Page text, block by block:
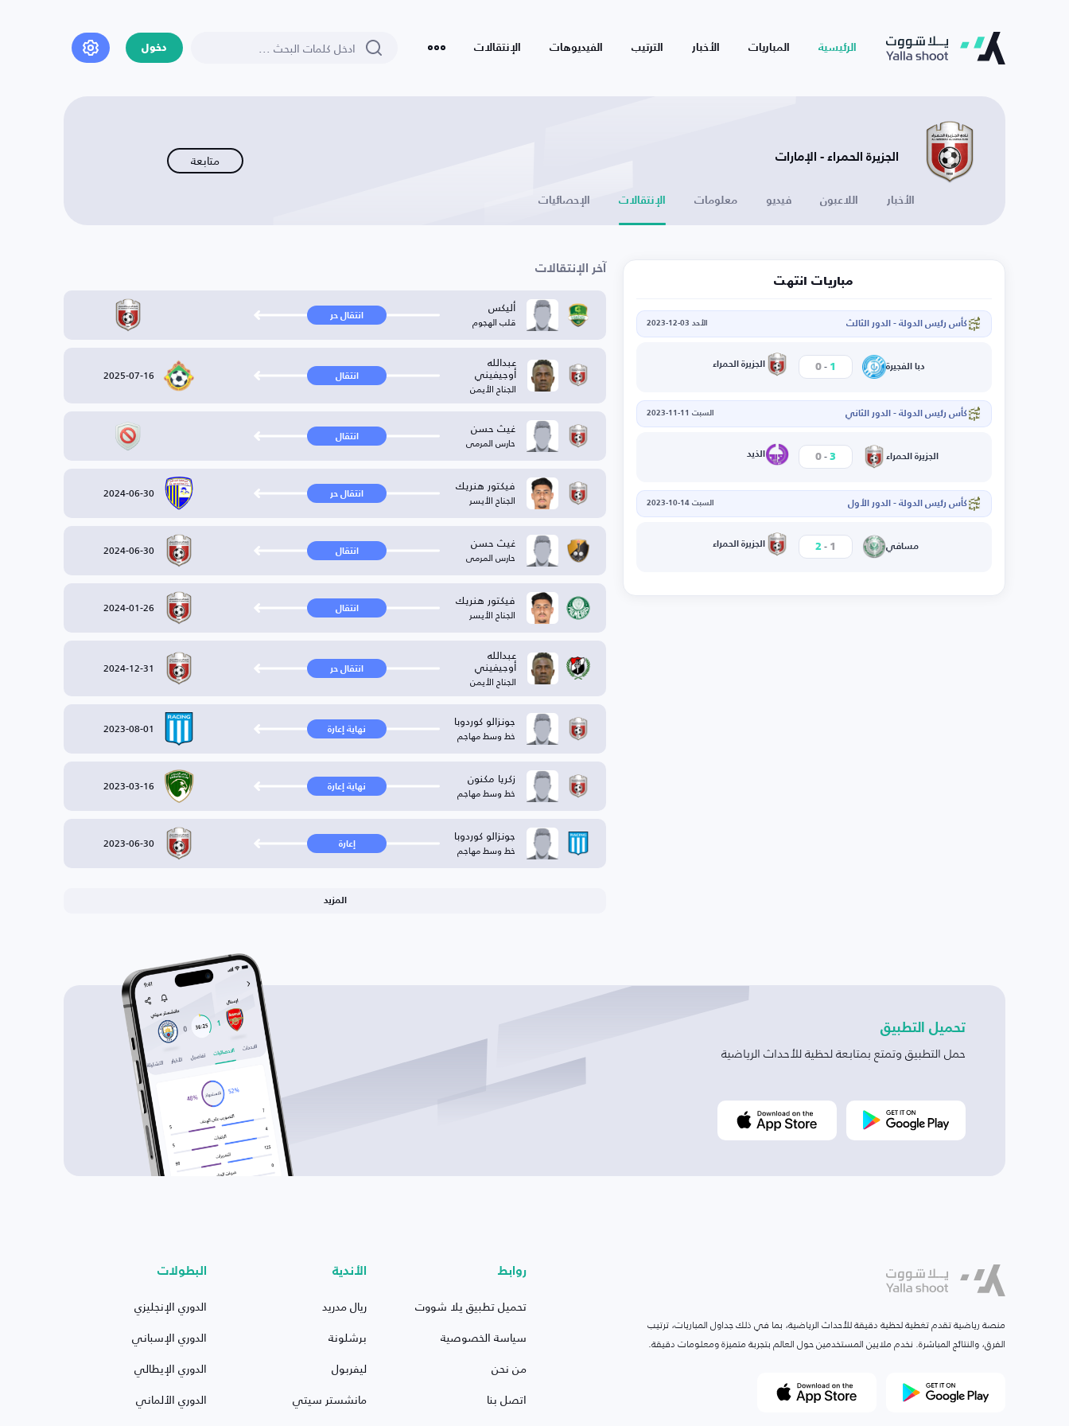
الرئيسية المباريات الأخبار الترتيب الفيديوهات الإنتقالات دخول
الجزيرة الحمراء - الإمارات متابعة
الأخبار اللاعبون فيديو معلومات الإنتقالات الإحصائيات
مباريات انتهت
كأس رئيس الدولة - الدور الثالث الأحد 03-12-2023
دبا الفجيرة 1
-
0 الجزيرة الحمراء
كأس رئيس الدولة - الدور الثاني السبت 11-11-2023
الجزيرة الحمراء 3
-
0 الذيد
كأس رئيس الدولة - الدور الأول السبت 14-10-2023
مسافي 1
-
2 الجزيرة الحمراء
آخر الإنتقالات
أليكس
قلب الهجوم انتقال حر
عبدالله
أوجيفيني
الجناح الأيمن
انتقال 2025-07-16
غيث حسن
حارس المرمى انتقال
فيكتور هنريك
الجناح الأيسر انتقال حر 2024-06-30
غيث حسن
حارس المرمى انتقال 2024-06-30
فيكتور هنريك
الجناح الأيسر انتقال 2024-01-26
عبدالله
أوجيفيني
الجناح الأيمن
انتقال حر 2024-12-31
جونزالو كوردوبا
خط وسط مهاجم نهاية إعارة 2023-08-01
زكريا مكنون
خط وسط مهاجم نهاية إعارة 2023-03-16
جونزالو كوردوبا
خط وسط مهاجم إعارة 2023-06-30
المزيد
تحميل التطبيق
حمل التطبيق وتمتع بمتابعة لحظية للأحداث الرياضية
منصة رياضية تقدم تغطية لحظية دقيقة للأحداث الرياضية، بما في ذلك جداول المباريات، ترتيب
الفرق، والنتائج المباشرة. نخدم ملايين المستخدمين حول العالم بتجربة متميزة ومعلومات دقيقة.
روابط
تحميل تطبيق يلا شووت
سياسة الخصوصية
من نحن
اتصل بنا
الأندية
ريال مدريد
برشلونة
ليفربول
مانشستر سيتي
البطولات
الدوري الإنجليزي
الدوري الإسباني
الدوري الإيطالي
الدوري الألماني